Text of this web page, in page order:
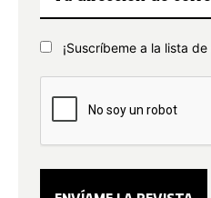
¡Suscríbeme a la lista